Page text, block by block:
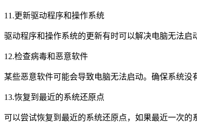
11.更新驱动程序和操作系统
驱动程序和操作系统的更新有时可以解决电脑无法启
12.检查病毒和恶意软件
某些恶意软件可能会导致电脑无法启动。确保系统没
13.恢复到最近的系统还原点
可以尝试恢复到最近的系统还原点，如果最近一次的